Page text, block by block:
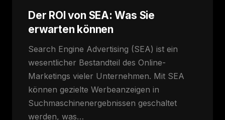
Der ROI von SEA: Was Sie
erwarten können
Search Engine Advertising (SEA) ist ein
wesentlicher Bestandteil des Online-
Marketings vieler Unternehmen. Mit SEA
können gezielte Werbeanzeigen in
Suchmaschinenergebnissen geschaltet
werden, was…